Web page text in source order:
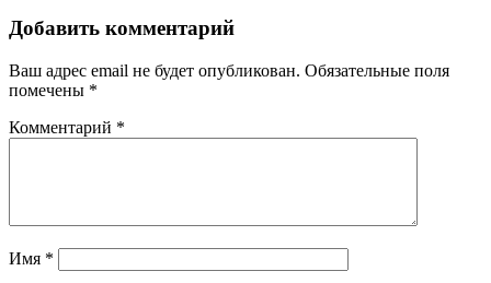
Добавить комментарий
Ваш адрес email не будет опубликован. Обязательные поля
помечены *
Комментарий *
Имя *